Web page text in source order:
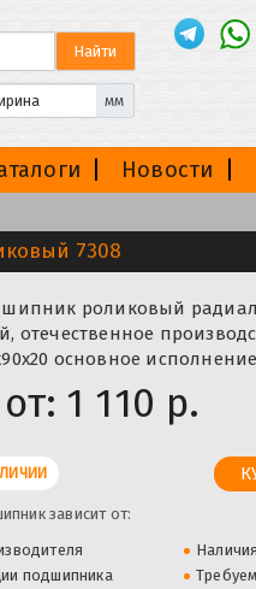
мм
Новости
7308
роликовый
отечественное
основное
1 110 р.
зависит от:
подшипника